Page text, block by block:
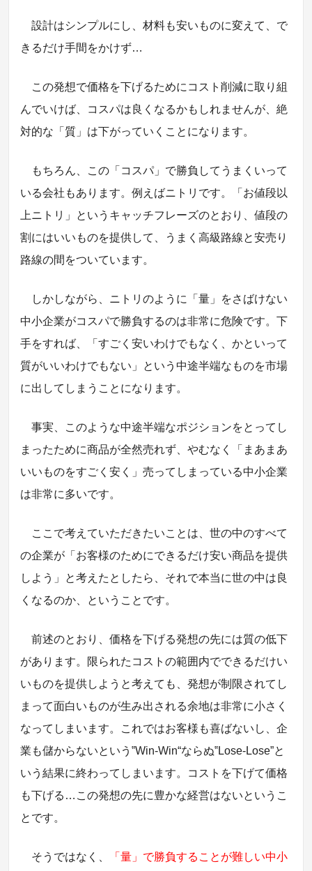
設計はシンプルにし、材料も安いものに変えて、で
きるだけ手間をかけず…
この発想で価格を下げるためにコスト削減に取り組
んでいけば、コスパは良くなるかもしれませんが、絶
対的な「質」は下がっていくことになります。
もちろん、この「コスパ」で勝負してうまくいって
いる会社もあります。例えばニトリです。「お値段以
上ニトリ」というキャッチフレーズのとおり、値段の
割にはいいものを提供して、うまく高級路線と安売り
路線の間をついています。
しかしながら、ニトリのように「量」をさばけない
中小企業がコスパで勝負するのは非常に危険です。下
手をすれば、「すごく安いわけでもなく、かといって
質がいいわけでもない」という中途半端なものを市場
に出してしまうことになります。
事実、このような中途半端なポジションをとってし
まったために商品が全然売れず、やむなく「まあまあ
いいものをすごく安く」売ってしまっている中小企業
は非常に多いです。
ここで考えていただきたいことは、世の中のすべて
の企業が「お客様のためにできるだけ安い商品を提供
しよう」と考えたとしたら、それで本当に世の中は良
くなるのか、ということです。
前述のとおり、価格を下げる発想の先には質の低下
があります。限られたコストの範囲内でできるだけい
いものを提供しようと考えても、発想が制限されてし
まって面白いものが生み出される余地は非常に小さく
なってしまいます。これではお客様も喜ばないし、企
業も儲からないという‟Win-Win“ならぬ‟Lose-Lose”と
いう結果に終わってしまいます。コストを下げて価格
も下げる…この発想の先に豊かな経営はないというこ
とです。
そうではなく、
「量」で勝負することが難しい中小